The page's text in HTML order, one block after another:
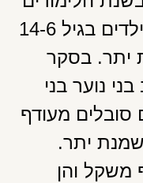
2007-8, כ-7.5% מכלל הילדים בגיל 14-6
יתר. בסקר
2006 בקרב בני נוער בני
כי 12% מהם סובלים מעודף
מהשמנת יתר.
משקל והן